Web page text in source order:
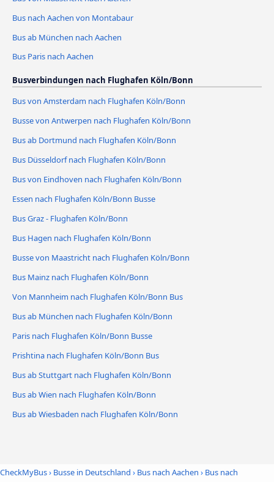
Bus nach Aachen von Montabaur
Bus ab München nach Aachen
Bus Paris nach Aachen
Busverbindungen nach Flughafen Köln/Bonn
Bus von Amsterdam nach Flughafen Köln/Bonn
Busse von Antwerpen nach Flughafen Köln/Bonn
Bus ab Dortmund nach Flughafen Köln/Bonn
Bus Düsseldorf nach Flughafen Köln/Bonn
Bus von Eindhoven nach Flughafen Köln/Bonn
Essen nach Flughafen Köln/Bonn Busse
Bus Graz - Flughafen Köln/Bonn
Bus Hagen nach Flughafen Köln/Bonn
Busse von Maastricht nach Flughafen Köln/Bonn
Bus Mainz nach Flughafen Köln/Bonn
Von Mannheim nach Flughafen Köln/Bonn Bus
Bus ab München nach Flughafen Köln/Bonn
Paris nach Flughafen Köln/Bonn Busse
Prishtina nach Flughafen Köln/Bonn Bus
Bus ab Stuttgart nach Flughafen Köln/Bonn
Bus ab Wien nach Flughafen Köln/Bonn
Bus ab Wiesbaden nach Flughafen Köln/Bonn
CheckMyBus› Busse in Deutschland › Bus nach Aachen › Bus nach